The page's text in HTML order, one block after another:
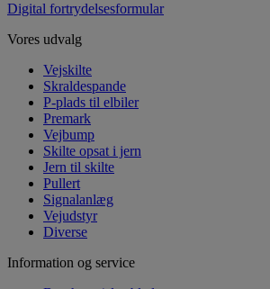
Digital fortrydelsesformular
Vores udvalg
Vejskilte
Skraldespande
P-plads til elbiler
Premark
Vejbump
Skilte opsat i jern
Jern til skilte
Pullert
Signalanlæg
Vejudstyr
Diverse
Information og service